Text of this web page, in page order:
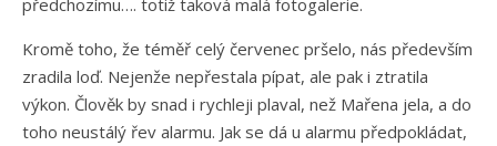
Kromě toho, že téměř celý červenec pršelo, nás především
zradila loď. Nejenže nepřestala pípat, ale pak i ztratila
výkon. Člověk by snad i rychleji plaval, než Mařena jela, a do
toho neustálý řev alarmu. Jak se dá u alarmu předpokládat,